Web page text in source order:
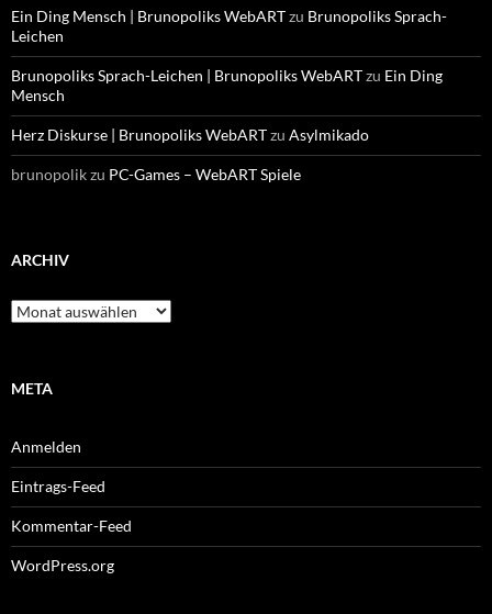
Ein Ding Mensch | Brunopoliks WebARTzu Brunopoliks Sprach-
Leichen
Brunopoliks Sprach-Leichen | Brunopoliks WebARTzu Ein Ding
Mensch
Herz Diskurse | Brunopoliks WebARTzu Asylmikado
brunopolikzu PC-Games – WebART Spiele
ARCHIV
Archiv
META
Anmelden
Eintrags-Feed
Kommentar-Feed
WordPress.org